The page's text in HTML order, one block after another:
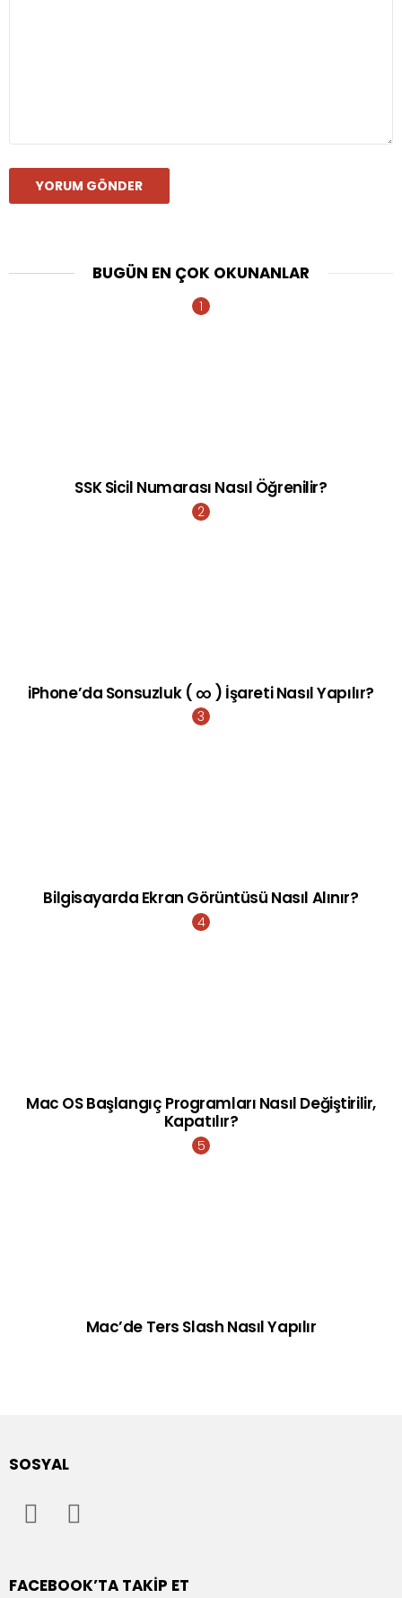
BUGÜN EN ÇOK OKUNANLAR
SSK Sicil Numarası Nasıl Öğrenilir?
iPhone’da Sonsuzluk ( ∞ ) İşareti Nasıl Yapılır?
Bilgisayarda Ekran Görüntüsü Nasıl Alınır?
Mac OS Başlangıç Programları Nasıl Değiştirilir,
Kapatılır?
Mac’de Ters Slash Nasıl Yapılır
SOSYAL
FACEBOOK’TA TAKIP ET